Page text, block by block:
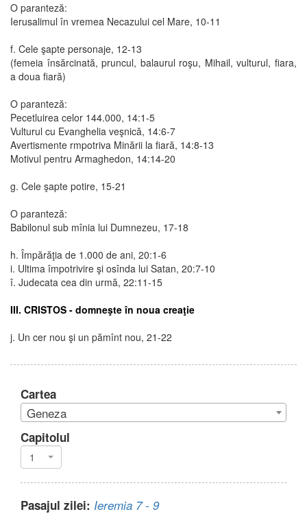
O paranteză:
Ierusalimul în vremea Necazului cel Mare, 10-11
f. Cele şapte personaje, 12-13
(femeia însărcinată, pruncul, balaurul roşu, Mihail, vulturul, fiara,
a doua fiară)
O paranteză:
Pecetluirea celor 144.000, 14:1-5
Vulturul cu Evanghelia veşnică, 14:6-7
Avertismente rmpotriva Minării la fiară, 14:8-13
Motivul pentru Armaghedon, 14:14-20
g. Cele şapte potire, 15-21
O paranteză:
Babilonul sub mînia lui Dumnezeu, 17-18
h. Împărăţia de 1.000 de ani, 20:1-6
i. Ultima împotrivire şi osînda lui Satan, 20:7-10
î. Judecata cea din urmă, 22:11-15
III. CRISTOS - domneşte în noua creaţie
j. Un cer nou şi un pămînt nou, 21-22
Cartea
Geneza
Capitolul
1
Pasajul zilei: Ieremia 7 - 9